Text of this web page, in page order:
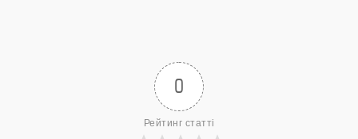
0
Рейтинг статті